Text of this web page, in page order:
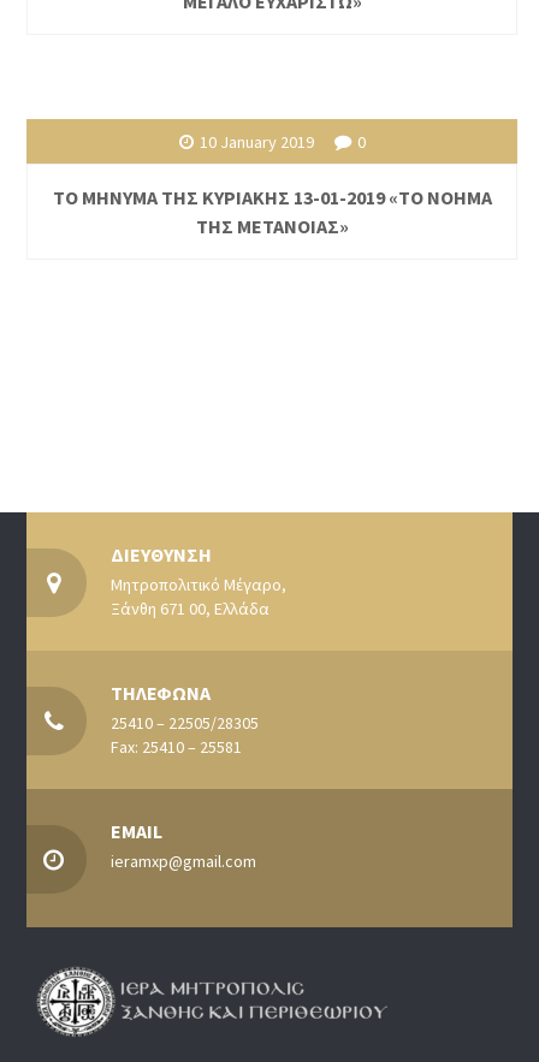
10 January 2019 0
ΤΟ ΜΗΝΥΜΑ ΤΗΣ ΚΥΡΙΑΚΗΣ 13-01-2019 «ΤΟ ΝΟΗΜΑ
ΤΗΣ ΜΕΤΑΝΟΙΑΣ»
ΔΙΕΥΘΥΝΣΗ
Μητροπολιτικό Μέγαρο,
Ξάνθη 671 00, Ελλάδα
ΤΗΛΕΦΩΝΑ
25410 – 22505/28305
Fax: 25410 – 25581
EMAIL
ieramxp@gmail.com